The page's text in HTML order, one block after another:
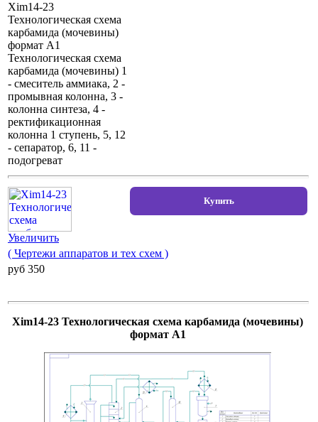
Xim14-23
Технологическая схема
карбамида (мочевины)
формат А1
Технологическая схема
карбамида (мочевины) 1
- смеситель аммиака, 2 -
промывная колонна, 3 -
колонна синтеза, 4 -
ректификационная
колонна 1 ступень, 5, 12
- сепаратор, 6, 11 -
подогреват
Увеличить
( Чертежи аппаратов и тех схем )
pуб 350
Xim14-23 Технологическая схема карбамида (мочевины)
формат А1